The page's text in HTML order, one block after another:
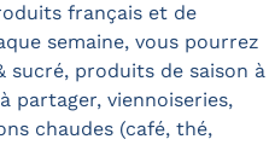
français et de
semaine, vous pourrez
produits de saison à
partager, viennoiseries,
chaudes (café, thé,